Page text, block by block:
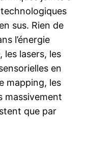
sus. Rien de
l’énergie
les lasers, les
en
mapping, les
massivement
que par